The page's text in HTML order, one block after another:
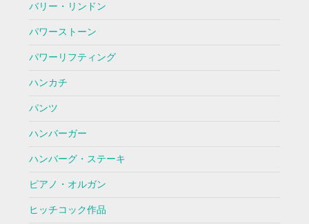
バリー・リンドン
パワーストーン
パワーリフティング
ハンカチ
パンツ
ハンバーガー
ハンバーグ・ステーキ
ピアノ・オルガン
ヒッチコック作品